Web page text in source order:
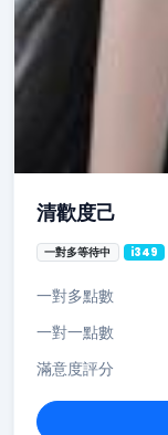
清歡度己
一對多等待中 i349
一對多點數
一對一點數
滿意度評分